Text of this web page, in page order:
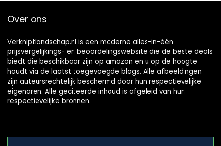
Over ons
Verkniptlandschap.nl is een moderne alles-in-één
prijsvergelijkings- en beoordelingswebsite die de beste deals
biedt die beschikbaar zijn op amazon en u op de hoogte
houdt via de laatst toegevoegde blogs. Alle afbeeldingen
zijn auteursrechtelijk beschermd door hun respectievelijke
eigenaren. Alle geciteerde inhoud is afgeleid van hun
respectievelijke bronnen.